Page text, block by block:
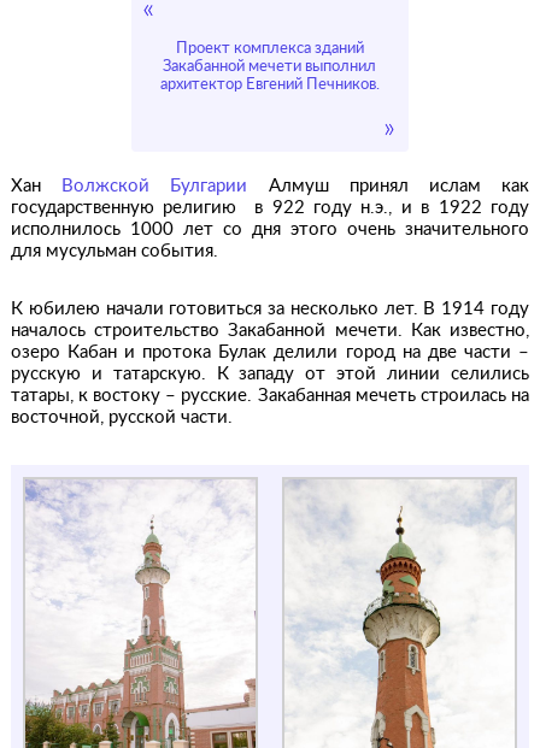
Проект комплекса зданий
Закабанной мечети выполнил
архитектор Евгений Печников.
Хан Волжской Булгарии Алмуш принял ислам как
государственную религию в 922 году н.э., и в 1922 году
исполнилось 1000 лет со дня этого очень значительного
для мусульман события.
К юбилею начали готовиться за несколько лет. В 1914 году
началось строительство Закабанной мечети. Как известно,
озеро Кабан и протока Булак делили город на две части –
русскую и татарскую. К западу от этой линии селились
татары, к востоку – русские. Закабанная мечеть строилась на
восточной, русской части.